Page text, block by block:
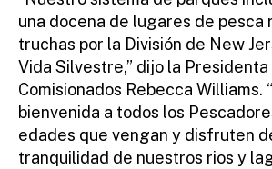
una docena de lugares de pesca
truchas por la División de New
Vida Silvestre,” dijo la Presidenta
Comisionados Rebecca Williams.
bienvenida a todos los
edades que vengan y disfruten
tranquilidad de nuestros rios y